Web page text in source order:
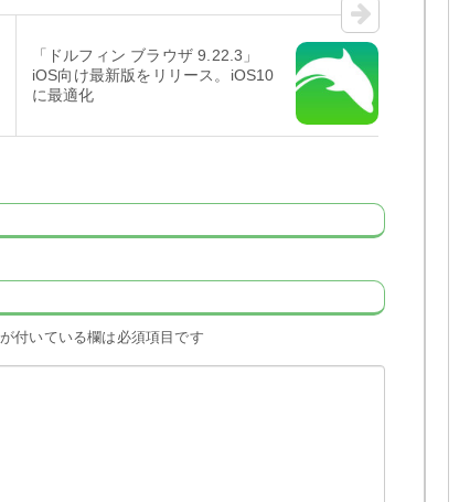
「ドルフィン ブラウザ 9.22.3」
iOS向け最新版をリリース。iOS10
に最適化
が付いている欄は必須項目です